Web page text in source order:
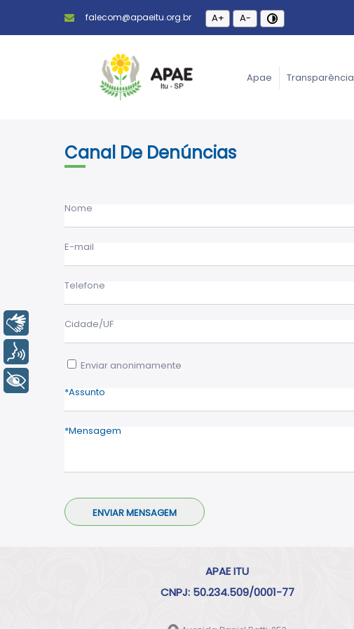
falecom@apaeitu.org.br A+ A-
Apae Transparência
Canal De Denúncias
Nome
E-mail
Telefone
Cidade/UF
Enviar anonimamente
Assunto
Mensagem
APAE ITU
CNPJ: 50.234.509/0001-77
Libras